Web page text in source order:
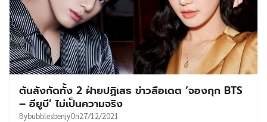
ต้นสังกัดทั้ง 2 ฝ่ายปฏิเสธ ข่าวลือเดต ‘จองกุก BTS
– อียูบี’ ไม่เป็นความจริง
BybubblesbenjyOn27/12/2021